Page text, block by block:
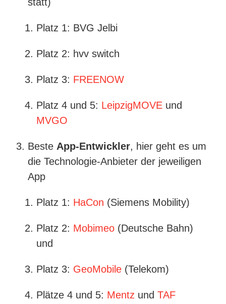
Platz 1: BVG Jelbi
Platz 2: hvv switch
Platz 3: FREENOW
Platz 4 und 5: LeipzigMOVE und
MVGO
Beste App-Entwickler, hier geht es um
die Technologie-Anbieter der jeweiligen
App
Platz 1: HaCon (Siemens Mobility)
Platz 2: Mobimeo (Deutsche Bahn)
und
Platz 3: GeoMobile (Telekom)
Plätze 4 und 5: Mentz und TAF